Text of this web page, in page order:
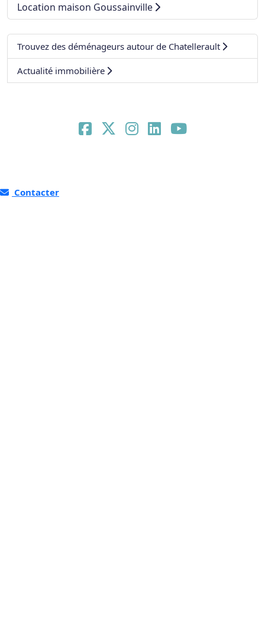
Location maison Goussainville
Trouvez des déménageurs autour de Chatellerault
Actualité immobilière
Contacter